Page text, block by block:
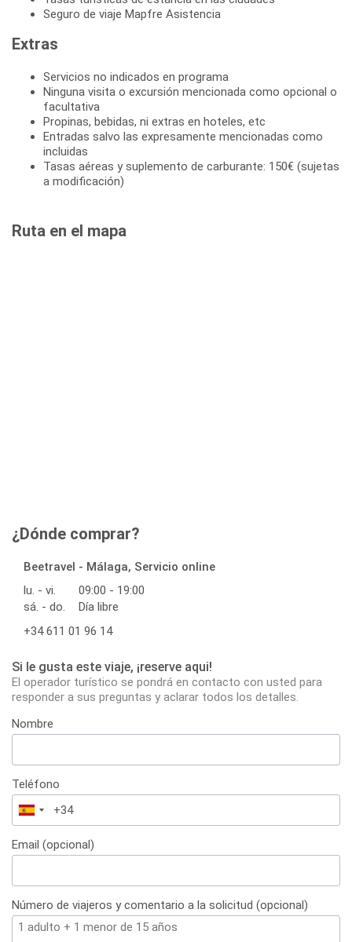
Seguro de viaje Mapfre Asistencia
Extras
Servicios no indicados en programa
Ninguna visita o excursión mencionada como opcional o
facultativa
Propinas, bebidas, ni extras en hoteles, etc
Entradas salvo las expresamente mencionadas como
incluidas
Tasas aéreas y suplemento de carburante: 150€ (sujetas
a modificación)
Ruta en el mapa
¿Dónde comprar?
Beetravel - Málaga, Servicio online
lu. - vi.
09:00 - 19:00
sá. - do.
Día libre
+34 611 01 96 14
Si le gusta este viaje, ¡reserve aqui!
El operador turístico se pondrá en contacto con usted para
responder a sus preguntas y aclarar todos los detalles.
Nombre
Teléfono
España
+34
Email (opcional)
Número de viajeros y comentario a la solicitud (opcional)